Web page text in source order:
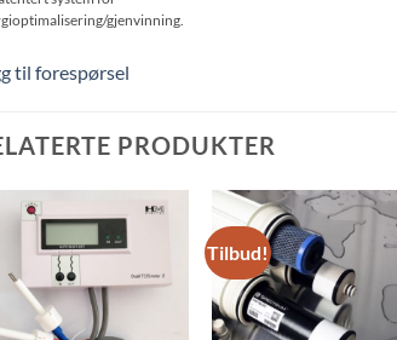
gjenvinning.
til forespørsel
PRODUKTER
om
pris
Tilbud!